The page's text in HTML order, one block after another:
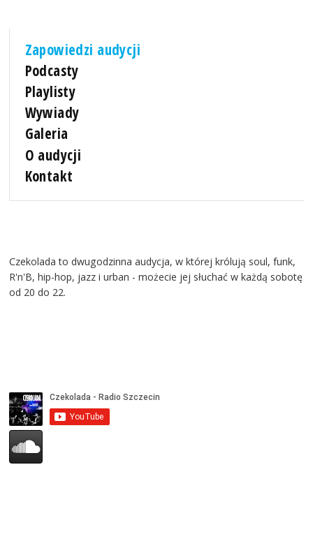
Zapowiedzi audycji
Podcasty
Playlisty
Wywiady
Galeria
O audycji
Kontakt
Czekolada to dwugodzinna audycja, w której królują soul, funk,
R'n'B, hip-hop, jazz i urban - możecie jej słuchać w każdą sobotę
od 20 do 22.